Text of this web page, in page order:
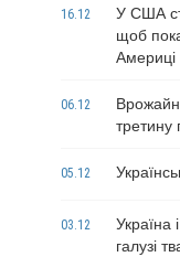
16.12
У США
щоб
Америці
06.12
05.12
03.12
Україна
галузі